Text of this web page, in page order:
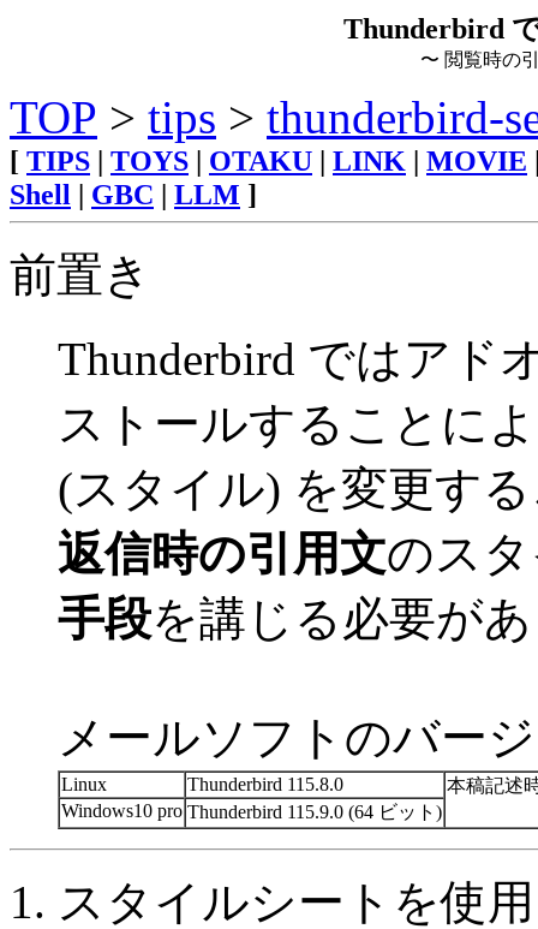
Thunderbird
〜 閲覧時の
TOP > tips > thunderbird-
[ TIPS | TOYS | OTAKU | LINK | MOVIE
Shell | GBC | LLM ]
前置き
Thunderbird ではアド
ストールすることに
(スタイル) を変更す
返信時の引用文のス
手段を講じる必要が
メールソフトのバー
Linux Thunderbird 115.8.0
本稿記述
Windows10 pro Thunderbird 115.9.0 (64 ビット)
1. スタイルシートを使